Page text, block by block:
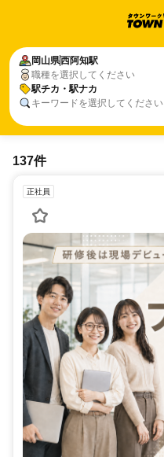
岡山県西阿知駅
職種を選択してください
駅チカ・駅ナカ
キーワードを選択してください
137件
正社員